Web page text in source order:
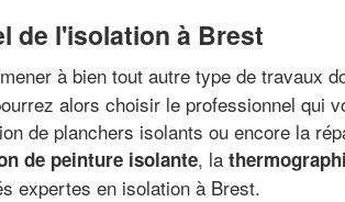
de l'isolation à Brest
à bien tout autre type de travaux
alors choisir le professionnel qui
de planchers isolants ou encore la
de peinture isolante, la
expertes en isolation à Brest.